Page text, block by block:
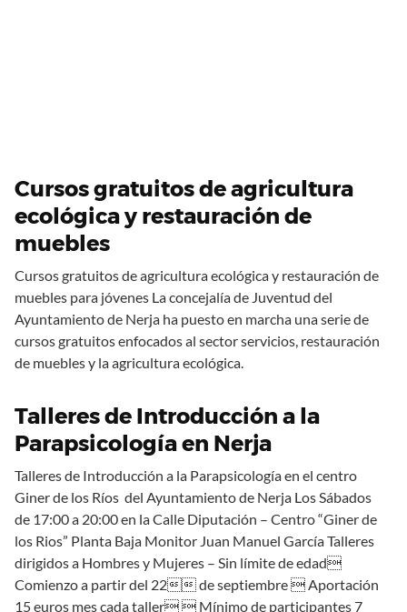
Cursos gratuitos de agricultura
ecológica y restauración de
muebles
Cursos gratuitos de agricultura ecológica y restauración de
muebles para jóvenes La concejalía de Juventud del
Ayuntamiento de Nerja ha puesto en marcha una serie de
cursos gratuitos enfocados al sector servicios, restauración
de muebles y la agricultura ecológica.
Talleres de Introducción a la
Parapsicología en Nerja
Talleres de Introducción a la Parapsicología en el centro
Giner de los Ríos del Ayuntamiento de Nerja Los Sábados
de 17:00 a 20:00 en la Calle Diputación – Centro “Giner de
los Rios” Planta Baja Monitor Juan Manuel García Talleres
dirigidos a Hombres y Mujeres – Sin límite de edad
Comienzo a partir del 22 de septiembre  Aportación
15 euros mes cada taller  Mínimo de participantes 7